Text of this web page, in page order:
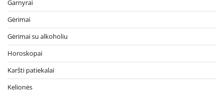
Garnyrai
Gėrimai
Gėrimai su alkoholiu
Horoskopai
Karšti patiekalai
Kelionės